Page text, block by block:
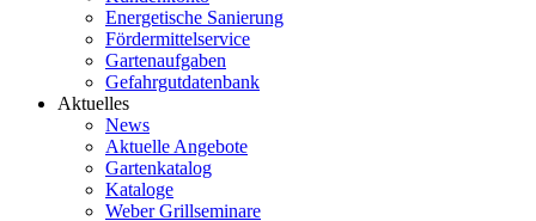
Energetische Sanierung
Fördermittelservice
Gartenaufgaben
Gefahrgutdatenbank
Aktuelles
News
Aktuelle Angebote
Gartenkatalog
Kataloge
Weber Grillseminare